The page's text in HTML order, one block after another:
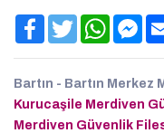
Facebook
Twitter
Bartın - Bartın Merkez
Kurucaşile Merdiven
Merdiven Güvenlik